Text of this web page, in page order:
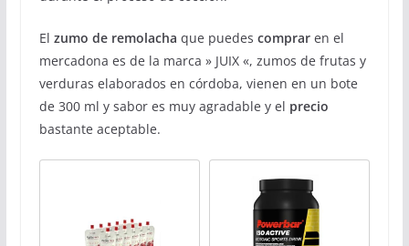
El zumo de remolacha que puedes compraren el
mercadona es de la marca » JUIX «, zumos de frutas y
verduras elaborados en córdoba, vienen en un bote
de 300 ml y sabor es muy agradable y el precio
bastante aceptable.